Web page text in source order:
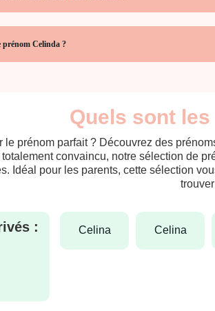
Celinda ?
Quels sont
le prénom parfait ? Découvrez des
totalement convaincu, notre sélection de
Idéal pour les parents, cette sélection
: celina celina